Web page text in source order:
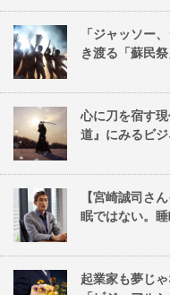
「ジャッソー
き渡る「蘇民祭
心に刀を宿す
道』にみるビ
【宮崎誠司さ
眠ではない。
起業家も夢じ